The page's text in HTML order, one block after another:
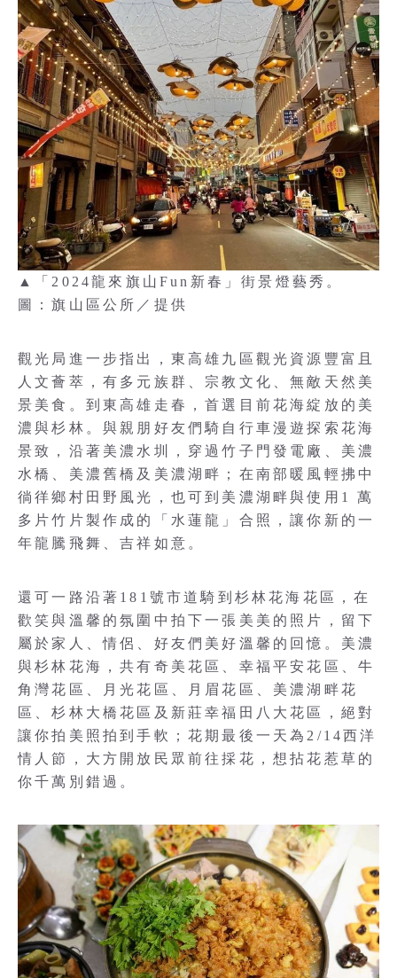
▲「2024龍來旗山Fun新春」街景燈藝秀。
圖：旗山區公所／提供
觀光局進一步指出，東高雄九區觀光資源豐富且
人文薈萃，有多元族群、宗教文化、無敵天然美
景美食。到東高雄走春，首選目前花海綻放的美
濃與杉林。與親朋好友們騎自行車漫遊探索花海
景致，沿著美濃水圳，穿過竹子門發電廠、美濃
水橋、美濃舊橋及美濃湖畔；在南部暖風輕拂中
徜徉鄉村田野風光，也可到美濃湖畔與使用1 萬
多片竹片製作成的「水蓮龍」合照，讓你新的一
年龍騰飛舞、吉祥如意。
還可一路沿著181號市道騎到杉林花海花區，在
歡笑與溫馨的氛圍中拍下一張美美的照片，留下
屬於家人、情侶、好友們美好溫馨的回憶。美濃
與杉林花海，共有奇美花區、幸福平安花區、牛
角灣花區、月光花區、月眉花區、美濃湖畔花
區、杉林大橋花區及新莊幸福田八大花區，絕對
讓你拍美照拍到手軟；花期最後一天為2/14西洋
情人節，大方開放民眾前往採花，想拈花惹草的
你千萬別錯過。